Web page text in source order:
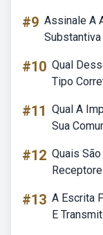
#9 Assinale A
#10 Qual
Tipo
#11 Qual A
Sua
#12 Quais
#13 A Escrita
E